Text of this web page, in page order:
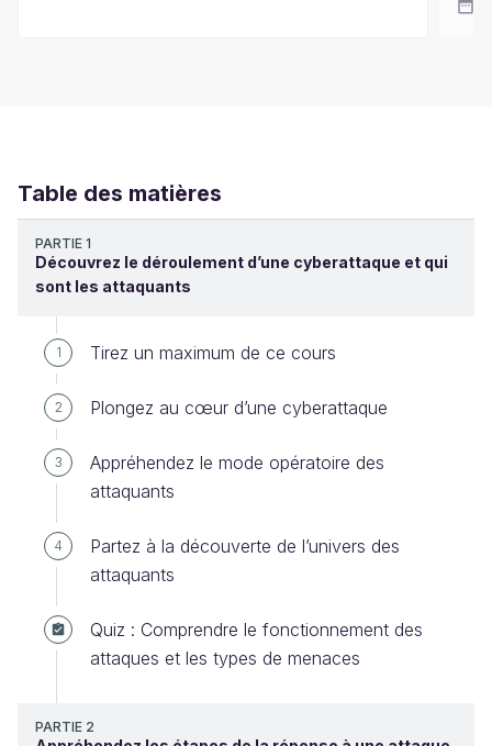
Table des matières
PARTIE 1
Découvrez le déroulement d’une cyberattaque et qui
sont les attaquants
1 Tirez un maximum de ce cours
2 Plongez au cœur d’une cyberattaque
3
Appréhendez le mode opératoire des
attaquants
4
Partez à la découverte de l’univers des
attaquants
Quiz : Comprendre le fonctionnement des
attaques et les types de menaces
PARTIE 2